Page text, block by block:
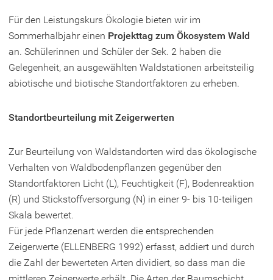
Für den Leistungskurs Ökologie bieten wir im
Sommerhalbjahr einen Projekttag zum Ökosystem Wald
an. Schülerinnen und Schüler der Sek. 2 haben die
Gelegenheit, an ausgewählten Waldstationen arbeitsteilig
abiotische und biotische Standortfaktoren zu erheben.
Standortbeurteilung mit Zeigerwerten
Zur Beurteilung von Waldstandorten wird das ökologische
Verhalten von Waldbodenpflanzen gegenüber den
Standortfaktoren Licht (L), Feuchtigkeit (F), Bodenreaktion
(R) und Stickstoffversorgung (N) in einer 9- bis 10-teiligen
Skala bewertet.
Für jede Pflanzenart werden die entsprechenden
Zeigerwerte (ELLENBERG 1992) erfasst, addiert und durch
die Zahl der bewerteten Arten dividiert, so dass man die